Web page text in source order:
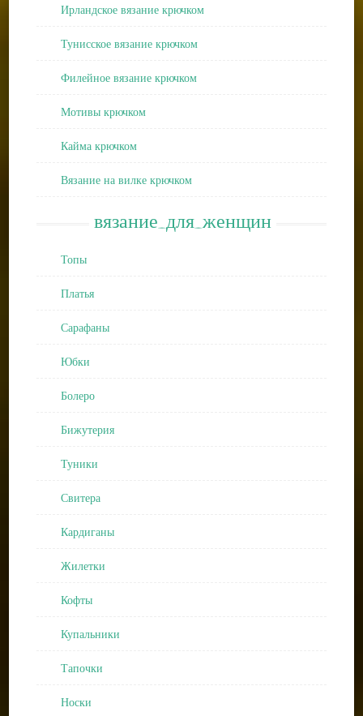
Ирландское вязание крючком
Тунисское вязание крючком
Филейное вязание крючком
Мотивы крючком
Кайма крючком
Вязание на вилке крючком
вязание_для_женщин
Топы
Платья
Сарафаны
Юбки
Болеро
Бижутерия
Туники
Свитера
Кардиганы
Жилетки
Кофты
Купальники
Тапочки
Носки